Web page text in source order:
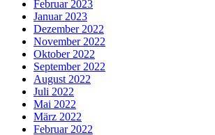
Februar 2023
Januar 2023
Dezember 2022
November 2022
Oktober 2022
September 2022
August 2022
Juli 2022
Mai 2022
März 2022
Februar 2022